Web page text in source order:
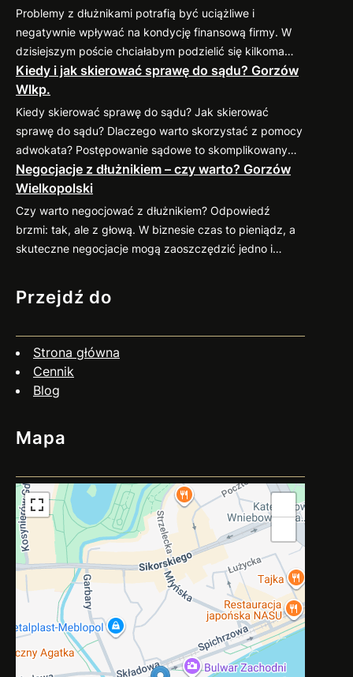
Problemy z dłużnikami potrafią być uciążliwe i
negatywnie wpływać na kondycję finansową firmy. W
dzisiejszym poście chciałabym podzielić się kilkoma
sprawdzonymi praktykami, które pomogą
zminimalizować ryzyko takich sytuacji. 1. Weryfikacja
kontrahenta przed nawiązaniem współpracy Zanim
podpiszesz umowę, dokładnie sprawdź potencjalnego
kontrahenta. Możesz zweryfikować jego wiarygodność
finansową w dostępnych bazach gospodarczych (np.
KRD, BIG) oraz poprosić o…
Kiedy i jak skierować sprawę do sądu? Gorzów
Wlkp.
Kiedy skierować sprawę do sądu? Jak skierować
sprawę do sądu? Dlaczego warto skorzystać z pomocy
adwokata? Postępowanie sądowe to skomplikowany
proces, który wymaga znajomości przepisów oraz
procedur. Profesjonalny pełnomocnik: Jeśli
zastanawiasz się nad skierowaniem swojej sprawy do
sądu, zapraszam do kontaktu
883 593 553. Chętnie
pomogę w ocenie sytuacji, przygotowaniu pozwu i
Negocjacje z dłużnikiem – czy warto? Gorzów
Wielkopolski
Czy warto negocjować z dłużnikiem? Odpowiedź
brzmi: tak, ale z głową. W biznesie czas to pieniądz, a
skuteczne negocjacje mogą zaoszczędzić jedno i
dłużnikiem często przynosi zaskakująco pozytywne
efekty. Dlaczego warto negocjować? Jak się
nieuczciwie…
Przejdź do
Strona główna
Cennik
Blog
Mapa